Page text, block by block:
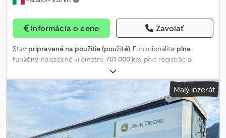
ľavá: 50 %; profil vnútorná pravá: 50 %; profil vonkajšia pravá: 50 %
Dedpfxszg E Eio Abfekr Hmotnosti Prevádzková hmotnosť: 8 262
Údržba APK (Technická kontrola): platná do 05.2027 Finančné
informácie Cena: na vyžiadanie Identifikácia Typové číslo: FH 500
4x2 GLOBE XL / 337 000 km = Firemné informácie = VŠETKY CENY
SÚ BEZ DPH PRE EXPORT. (Joris Versteijnen NL-DE-GB) (Wouter
Greutink NL-DE-GB-ES-IT) Hovoríme po rusky. Snažíme sa
poskytovať presné informácie, avšak z uvedených údajov
nemožno odvodiť žiadne právne nároky.
Informácia o cene Zavolať
Stav: pripravené na použitie (použité), Funkcionalita: plne
funkčný, najazdené kilometre:761 000 km, prvá registrácia:
, veľkosť pneumatiky:
315/80 R22,5, konfigurácia náprav:4x2, palivo:nafta, Rok výroby:
2020
, Kabína LS s pneumatickým odpružením, spojler, blatníky a
bočné prahy, plná pneumatika, motor s výkonom 510 koní,
prevodovka Powershift, 12 prevodových stupňov, brzdiaci systém
(retarder), dvojitá nádrž s hydraulickým systémom pre pohyblivé
plošiny, zliatinové disky, ADR – úplné schválenie, vynikajúci celkový
Malý inzerát